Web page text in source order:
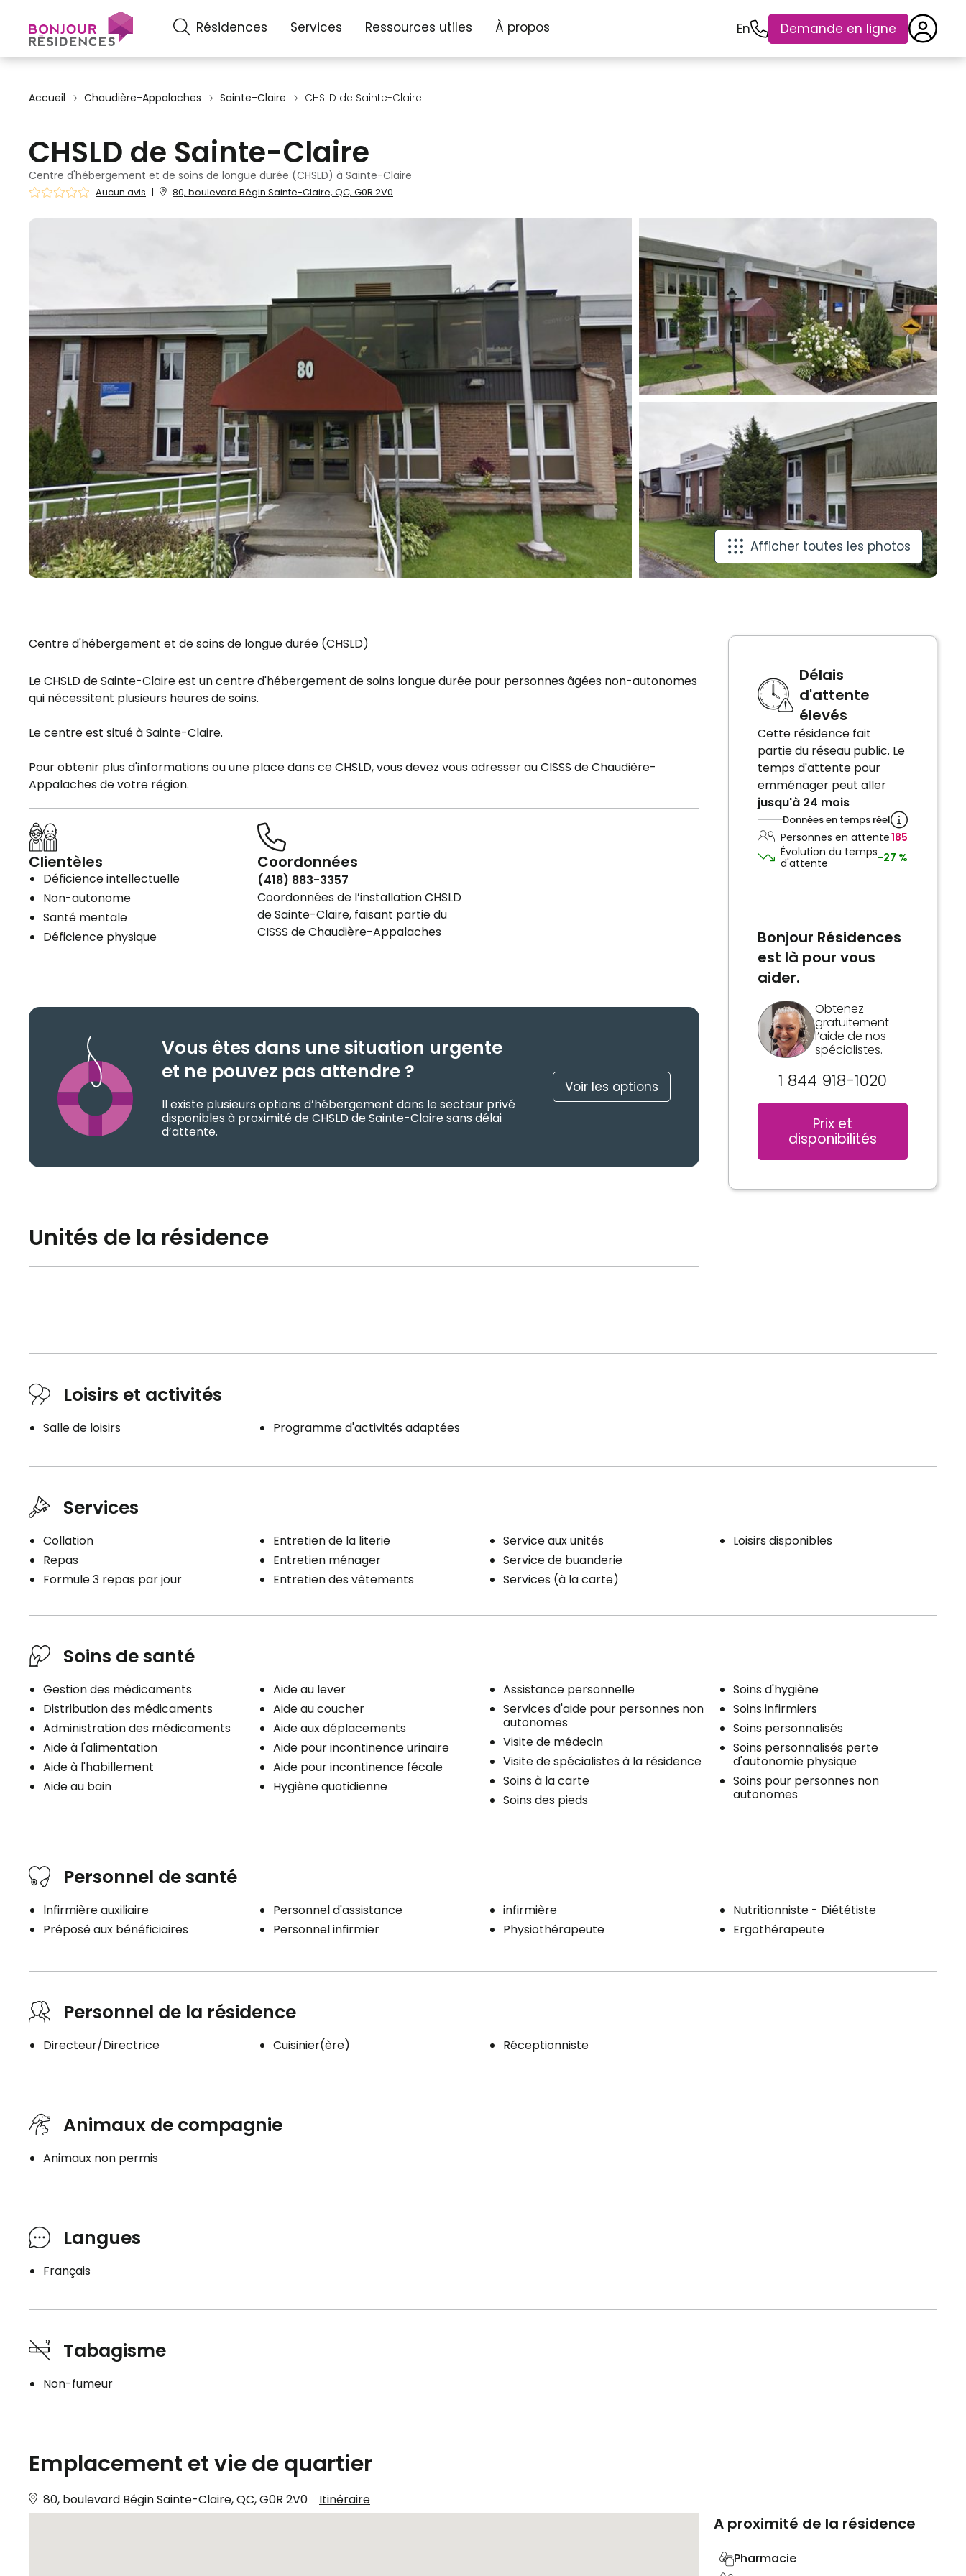
Résidences Services Ressources utiles À propos En Demande en ligne
Accueil Chaudière-Appalaches Sainte-Claire CHSLD de Sainte-Claire
CHSLD de Sainte-Claire
Centre d'hébergement et de soins de longue durée (CHSLD) à Sainte-Claire
Aucun avis | 80, boulevard Bégin Sainte-Claire, QC, G0R 2V0
Afficher toutes les photos
Centre d'hébergement et de soins de longue durée (CHSLD)
Le CHSLD de Sainte-Claire est un centre d'hébergement de soins longue durée pour personnes âgées non-autonomes
qui nécessitent plusieurs heures de soins.
Le centre est situé à Sainte-Claire.
Pour obtenir plus d'informations ou une place dans ce CHSLD, vous devez vous adresser au CISSS de Chaudière-
Appalaches de votre région.
Clientèles
Déficience intellectuelle
Non-autonome
Santé mentale
Déficience physique
Coordonnées
(418) 883-3357
Coordonnées de l’installation CHSLD
de Sainte-Claire, faisant partie du
CISSS de Chaudière-Appalaches
Vous êtes dans une situation urgente
et ne pouvez pas attendre ?
Il existe plusieurs options d’hébergement dans le secteur privé
disponibles à proximité de CHSLD de Sainte-Claire sans délai
d’attente.
Voir les options
Unités de la résidence
Délais
d'attente
élevés
Cette résidence fait
partie du réseau public. Le
temps d'attente pour
emménager peut aller
jusqu'à 24 mois
Données en temps réel
Personnes en attente185
Évolution du temps
d'attente
-27 %
Bonjour Résidences
est là pour vous
aider.
Obtenez
gratuitement
l’aide de nos
spécialistes.
1 844 918-1020
Prix et
disponibilités
Loisirs et activités
Salle de loisirs Programme d'activités adaptées
Services
Collation
Repas
Formule 3 repas par jour
Entretien de la literie
Entretien ménager
Entretien des vêtements
Service aux unités
Service de buanderie
Services (à la carte)
Loisirs disponibles
Soins de santé
Gestion des médicaments
Distribution des médicaments
Administration des médicaments
Aide à l'alimentation
Aide à l'habillement
Aide au bain
Aide au lever
Aide au coucher
Aide aux déplacements
Aide pour incontinence urinaire
Aide pour incontinence fécale
Hygiène quotidienne
Assistance personnelle
Services d'aide pour personnes non
autonomes
Visite de médecin
Visite de spécialistes à la résidence
Soins à la carte
Soins des pieds
Soins d'hygiène
Soins infirmiers
Soins personnalisés
Soins personnalisés perte
d'autonomie physique
Soins pour personnes non
autonomes
Personnel de santé
lnfirmière auxiliaire
Préposé aux bénéficiaires
Personnel d'assistance
Personnel infirmier
infirmière
Physiothérapeute
Nutritionniste - Diététiste
Ergothérapeute
Personnel de la résidence
Directeur/Directrice Cuisinier(ère) Réceptionniste
Animaux de compagnie
Animaux non permis
Langues
Français
Tabagisme
Non-fumeur
Emplacement et vie de quartier
80, boulevard Bégin Sainte-Claire, QC, G0R 2V0 Itinéraire
A proximité de la résidence
Pharmacie